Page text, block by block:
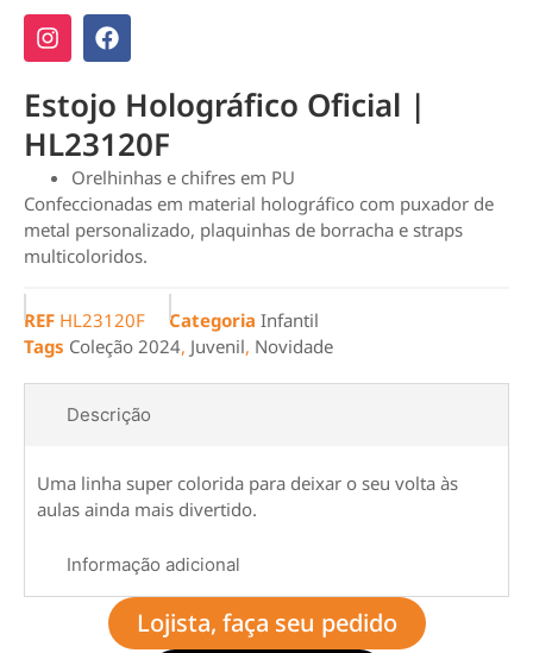
Estojo Holográfico Oficial |
HL23120F
Orelhinhas e chifres em PU
Confeccionadas em material holográfico com puxador de
metal personalizado, plaquinhas de borracha e straps
multicoloridos.
REF HL23120F Categoria Infantil
Tags Coleção 2024, Juvenil, Novidade
Descrição
Informação adicional
Uma linha super colorida para deixar o seu volta às
aulas ainda mais divertido.
Lojista, faça seu pedido